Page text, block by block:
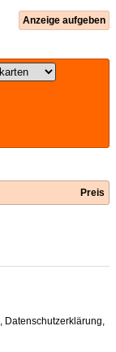
Anzeige aufgeben
Preis
, Datenschutzerklärung,